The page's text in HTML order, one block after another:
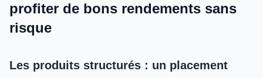
profiter de bons rendements sans
risque
Les produits structurés : un placement